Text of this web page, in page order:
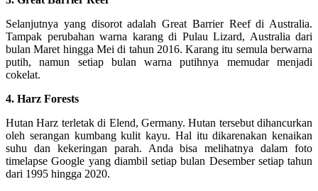
Selanjutnya yang disorot adalah Great Barrier Reef di Australia.
Tampak perubahan warna karang di Pulau Lizard, Australia dari
bulan Maret hingga Mei di tahun 2016. Karang itu semula berwarna
putih, namun setiap bulan warna putihnya memudar menjadi
cokelat.
4. Harz Forests
Hutan Harz terletak di Elend, Germany. Hutan tersebut dihancurkan
oleh serangan kumbang kulit kayu. Hal itu dikarenakan kenaikan
suhu dan kekeringan parah. Anda bisa melihatnya dalam foto
timelapse Google yang diambil setiap bulan Desember setiap tahun
dari 1995 hingga 2020.